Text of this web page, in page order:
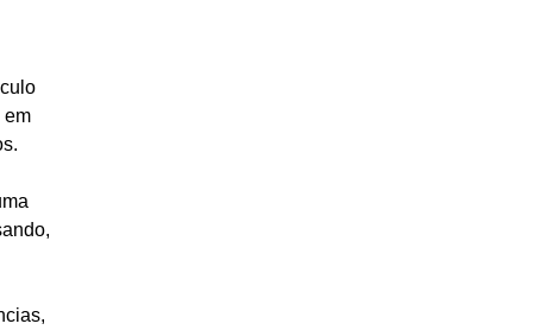
em